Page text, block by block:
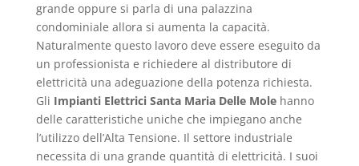
grande oppure si parla di una palazzina
condominiale allora si aumenta la capacità.
Naturalmente questo lavoro deve essere eseguito da
un professionista e richiedere al distributore di
elettricità una adeguazione della potenza richiesta.
Gli Impianti Elettrici Santa Maria Delle Molehanno
delle caratteristiche uniche che impiegano anche
l’utilizzo dell’Alta Tensione. Il settore industriale
necessita di una grande quantità di elettricità. I suoi